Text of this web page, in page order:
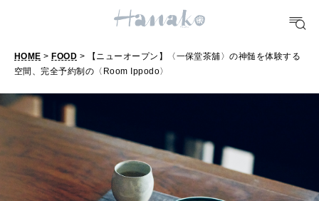
おいしい
FORTUNE
【
ニ
ュ
ー
オ
HOME > FOOD > 【ニューオープン】〈一保堂茶舖〉の神髄を体験する
空間、完全予約制の〈Room Ippodo〉